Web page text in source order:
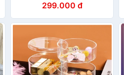
299.000 đ